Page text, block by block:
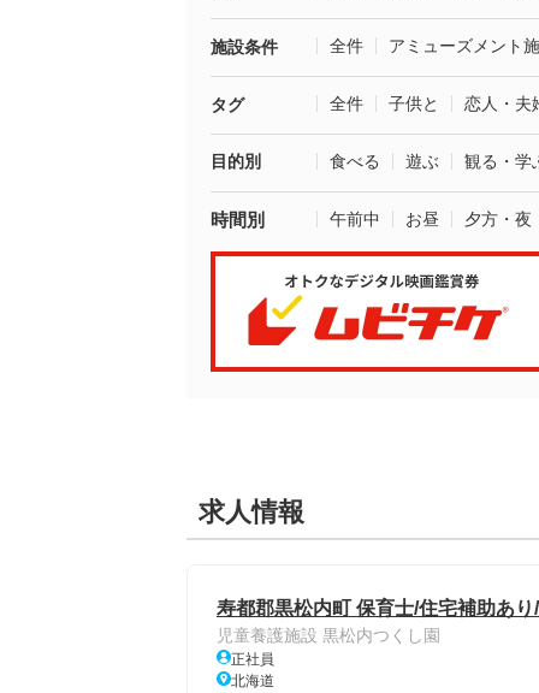
施設条件 全件 アミューズメント
タグ 全件 子供と 恋人・夫
目的別 食べる 遊ぶ 観る・学
時間別 午前中 お昼 夕方・夜
求人情報
寿都郡黒松内町 保育士/住宅補助あ
児童養護施設 黒松内つくし園
正社員
北海道